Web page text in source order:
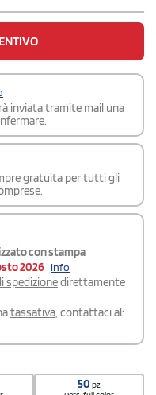
inviata tramite mail una
gratuita per tutti gli
con stampa
2026 info
spedizionedirettamente
tassativa, contattaci al:
50 pz